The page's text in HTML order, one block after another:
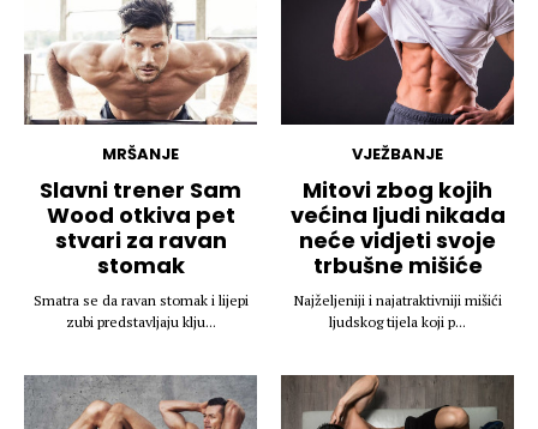
MRŠANJE
Slavni trener Sam
Wood otkiva pet
stvari za ravan
stomak
Smatra se da ravan stomak i lijepi
zubi predstavljaju klju...
VJEŽBANJE
Mitovi zbog kojih
većina ljudi nikada
neće vidjeti svoje
trbušne mišiće
Najželjeniji i najatraktivniji mišići
ljudskog tijela koji p...